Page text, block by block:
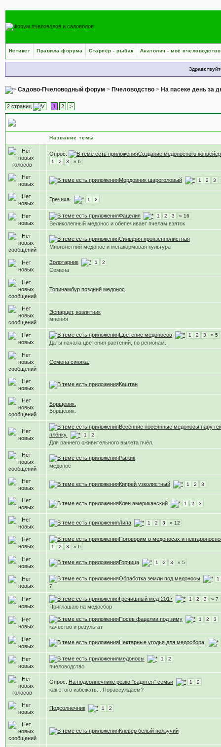
Нетикет Правила форума Старпёр - рыбак Анатолич - моё пчеловодство
Садово-Пчеловодный форум > Пчеловодство> На пасеке день за
2 страниц 1 2 >
Название темы
Опрос: Создание медоносного
1 2 3 » 6
Мордовник шароголовый 1 2 3
Гречиха. 1 2
Фацелия 1 2 3 » 16
Великолепный медонос и обепечивает пчелам взяток
Сильфия пронзённолистная
Многолетний медонос и мегакормовая культура
Золотарник 1 2
Семена
Топинамбур поздний медонос
Эспарцет, козлятник
мнения
Цветение медоносов 1 2 3 » 5
Даты начала цветения растений, по регионам..
Семена синяка.
Каштан
Борщевик.
Борщевик.
Весенние посеянные медоносы пару
плёнку.
1 2
Для раннего оживительного вылета пчёл.
Рыжик
медонос
Кипрей узколистный 1 2 3
Клен американский 1 2 3
Липа 1 2 3 » 12
Поговорим о медоносах и
1 2 3 » 6
Горчица 1 2 3 » 5
Обработка земли под медоносы
1
7
Гречишный мёд-2017 1 2 3 » 7
Приглашаю на медосбор
Посев фацелии под зиму 1 2 3
качество и результат
Нектарные угодья для медосбора.
медоносы 1 2
пчеловодство
Опрос: На подсолнечнике резко "садятся" семьи 1 2
как этого избежать... Порассуждаем?
Подсолнечник 1 2
Клевер белый ползучий